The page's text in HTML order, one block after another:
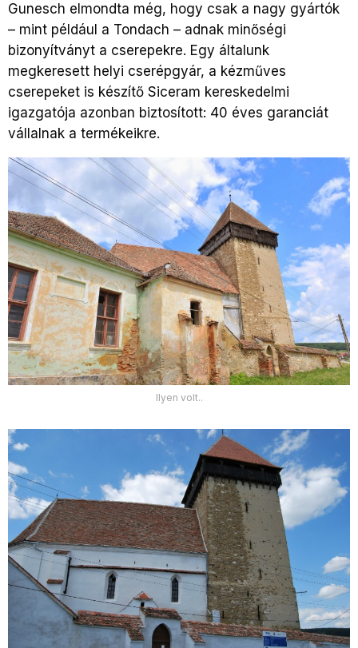
Gunesch elmondta még, hogy csak a nagy gyártók
– mint például a Tondach – adnak minőségi
bizonyítványt a cserepekre. Egy általunk
megkeresett helyi cserépgyár, a kézműves
cserepeket is készítő Siceram kereskedelmi
igazgatója azonban biztosított: 40 éves garanciát
vállalnak a termékeikre.
Ilyen volt..